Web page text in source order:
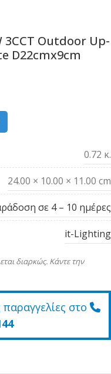
Outdoor Up-
D22cmx9cm
0.72 κ.
24.00 × 10.00 × 11.00 cm
σε 4 – 10 ημέρες
it-Lighting
διαρκώς. Κάντε την
στο